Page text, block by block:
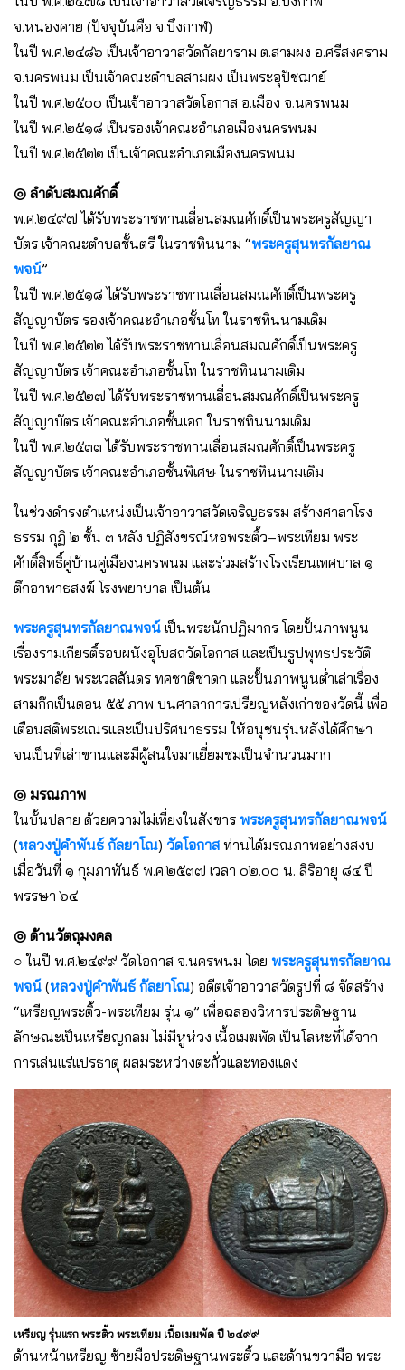
จ.หนองคาย (ปัจจุบันคือ จ.บึงกาฬ)
ในปี พ.ศ.๒๔๘๖ เป็นเจ้าอาวาสวัดกัลยาราม ต.สามผง อ.ศรีสงคราม
จ.นครพนม เป็นเจ้าคณะตำบลสามผง เป็นพระอุปัชฌาย์
ในปี พ.ศ.๒๕๐๐ เป็นเจ้าอาวาสวัดโอกาส อ.เมือง จ.นครพนม
ในปี พ.ศ.๒๕๑๘ เป็นรองเจ้าคณะอำเภอเมืองนครพนม
ในปี พ.ศ.๒๕๒๒ เป็นเจ้าคณะอำเภอเมืองนครพนม
◎ ลำดับสมณศักดิ์
พ.ศ.๒๔๙๗ ได้รับพระราชทานเลื่อนสมณศักดิ์เป็นพระครูสัญญา
บัตร เจ้าคณะตำบลชั้นตรี ในราชทินนาม “พระครูสุนทรกัลยาณ
พจน์”
ในปี พ.ศ.๒๕๑๘ ได้รับพระราชทานเลื่อนสมณศักดิ์เป็นพระครู
สัญญาบัตร รองเจ้าคณะอำเภอชั้นโท ในราชทินนามเดิม
ในปี พ.ศ.๒๕๒๒ ได้รับพระราชทานเลื่อนสมณศักดิ์เป็นพระครู
สัญญาบัตร เจ้าคณะอำเภอชั้นโท ในราชทินนามเดิม
ในปี พ.ศ.๒๕๒๗ ได้รับพระราชทานเลื่อนสมณศักดิ์เป็นพระครู
สัญญาบัตร เจ้าคณะอำเภอชั้นเอก ในราชทินนามเดิม
ในปี พ.ศ.๒๕๓๓ ได้รับพระราชทานเลื่อนสมณศักดิ์เป็นพระครู
สัญญาบัตร เจ้าคณะอำเภอชั้นพิเศษ ในราชทินนามเดิม
ในช่วงดำรงตำแหน่งเป็นเจ้าอาวาสวัดเจริญธรรม สร้างศาลาโรง
ธรรม กุฏิ ๒ ชั้น ๓ หลัง ปฏิสังขรณ์หอพระติ้ว–พระเทียม พระ
ศักดิ์สิทธิ์คู่บ้านคู่เมืองนครพนม และร่วมสร้างโรงเรียนเทศบาล ๑
ตึกอาพาธสงฆ์ โรงพยาบาล เป็นต้น
พระครูสุนทรกัลยาณพจน์ เป็นพระนักปฏิมากร โดยปั้นภาพนูน
เรื่องรามเกียรติ์รอบผนังอุโบสถวัดโอกาส และเป็นรูปพุทธประวัติ
พระมาลัย พระเวสสันดร ทศชาติชาดก และปั้นภาพนูนต่ำเล่าเรื่อง
สามก๊กเป็นตอน ๕๕ ภาพ บนศาลาการเปรียญหลังเก่าของวัดนี้ เพื่อ
เตือนสติพระเณรและเป็นปริศนาธรรม ให้อนุชนรุ่นหลังได้ศึกษา
จนเป็นที่เล่าขานและมีผู้สนใจมาเยี่ยมชมเป็นจำนวนมาก
◎ มรณภาพ
ในบั้นปลาย ด้วยความไม่เที่ยงในสังขาร พระครูสุนทรกัลยาณพจน์
(หลวงปู่คำพันธ์ กัลยาโณ) วัดโอกาส ท่านได้มรณภาพอย่างสงบ
เมื่อวันที่ ๑ กุมภาพันธ์ พ.ศ.๒๕๓๗ เวลา ๐๒.๐๐ น. สิริอายุ ๘๔ ปี
พรรษา ๖๔
◎ ด้านวัตถุมงคล
○ ในปี พ.ศ.๒๔๙๙ วัดโอกาส จ.นครพนม โดย พระครูสุนทรกัลยาณ
พจน์ (หลวงปู่คำพันธ์ กัลยาโณ) อดีตเจ้าอาวาสวัดรูปที่ ๘ จัดสร้าง
“เหรียญพระติ้ว-พระเทียม รุ่น ๑” เพื่อฉลองวิหารประดิษฐาน
ลักษณะเป็นเหรียญกลม ไม่มีหูห่วง เนื้อเมฆพัด เป็นโลหะที่ได้จาก
การเล่นแร่แปรธาตุ ผสมระหว่างตะกั่วและทองแดง
เหรียญ รุ่นแรก พระติ้ว พระเทียม เนื้อเมฆพัด ปี ๒๔๙๙
ด้านหน้าเหรียญ ซ้ายมือประดิษฐานพระติ้ว และด้านขวามือ พระ